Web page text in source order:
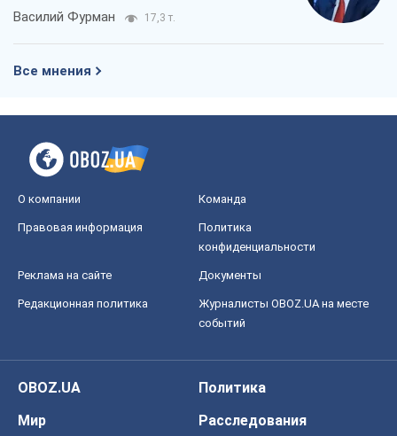
Василий Фурман 17,3 т.
Все мнения
О компании Команда
Правовая информация
Политика
конфиденциальности
Реклама на сайте Документы
Редакционная политика
Журналисты OBOZ.UA на месте
событий
OBOZ.UA
Политика
Мир
Расследования